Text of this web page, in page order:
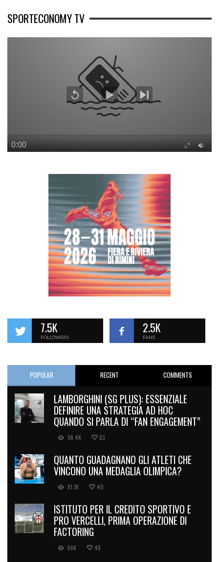
SPORTECONOMY TV
7.5K
FOLLOWERS
2.5K
FANS
POPULAR RECENT COMMENTS
LAMBORGHINI (SG PLUS): ESSENZIALE
DEFINIRE UNA STRATEGIA AD HOC
QUANDO SI PARLA DI “FAN ENGAGEMENT”
98.4K 83
QUANTO GUADAGNANO GLI ATLETI CHE
VINCONO UNA MEDAGLIA OLIMPICA?
81.1K 40
ISTITUTO PER IL CREDITO SPORTIVO E
PRO VERCELLI, PRIMA OPERAZIONE DI
FACTORING
66K 48